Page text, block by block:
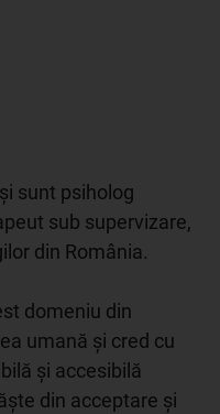
sunt psiholog
sub supervizare,
din România.
domeniu din
umană și cred cu
și accesibilă
din acceptare și